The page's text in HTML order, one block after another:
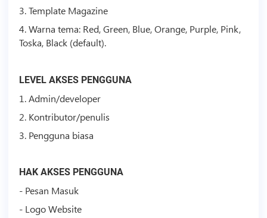
3.TemplateMagazine
4. Warna tema: Red, Green, Blue, Orange, Purple, Pink,
Toska, Black (default).
LEVEL AKSES PENGGUNA
1. Admin/developer
2. Kontributor/penulis
3. Pengguna biasa
HAK AKSES PENGGUNA
- Pesan Masuk
- Logo Website